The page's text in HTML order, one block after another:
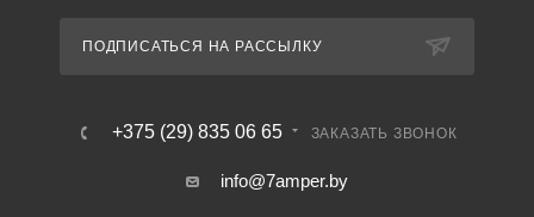
ПОДПИСАТЬСЯ НА РАССЫЛКУ
+375 (29) 835 06 65 ЗАКАЗАТЬ ЗВОНОК
info@7amper.by